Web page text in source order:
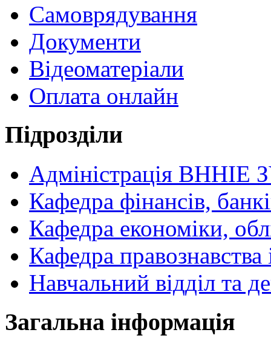
Самоврядування
Документи
Відеоматеріали
Оплата онлайн
Підрозділи
Адміністрація ВННІЕ
Кафедра фінансів,
Кафедра економіки,
Кафедра
Навчальний відділ та
Загальна інформація